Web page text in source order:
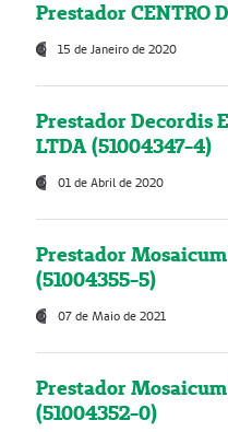
Prestador CENTRO
15 de Janeiro de 2020
Prestador Decordis
LTDA (51004347-4)
01 de Abril de 2020
Prestador
(51004355-5)
07 de Maio de 2021
Prestador
(51004352-0)